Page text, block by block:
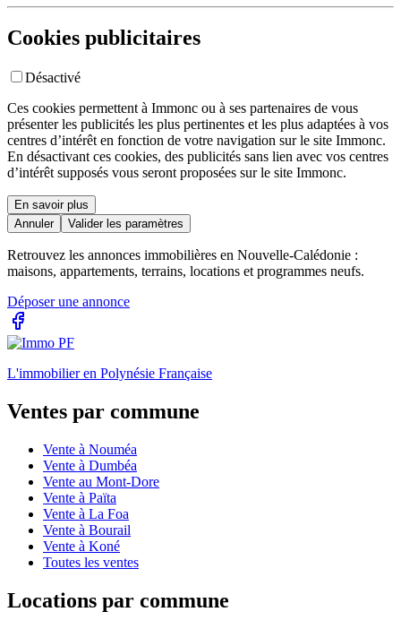
Cookies publicitaires
Désactivé
Ces cookies permettent à Immonc ou à ses partenaires de vous
présenter les publicités les plus pertinentes et les plus adaptées à vos
centres d’intérêt en fonction de votre navigation sur le site Immonc.
En désactivant ces cookies, des publicités sans lien avec vos centres
d’intérêt supposés vous seront proposées sur le site Immonc.
En savoir plus
Annuler
Valider les paramètres
Retrouvez les annonces immobilières en Nouvelle-Calédonie :
maisons, appartements, terrains, locations et programmes neufs.
Déposer une annonce
L'immobilier en Polynésie Française
Ventes par commune
Vente à Nouméa
Vente à Dumbéa
Vente au Mont-Dore
Vente à Païta
Vente à La Foa
Vente à Bourail
Vente à Koné
Toutes les ventes
Locations par commune